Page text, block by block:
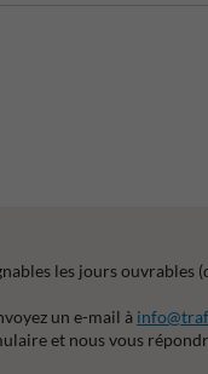
les jours ouvrables
un e-mail à
et nous vous